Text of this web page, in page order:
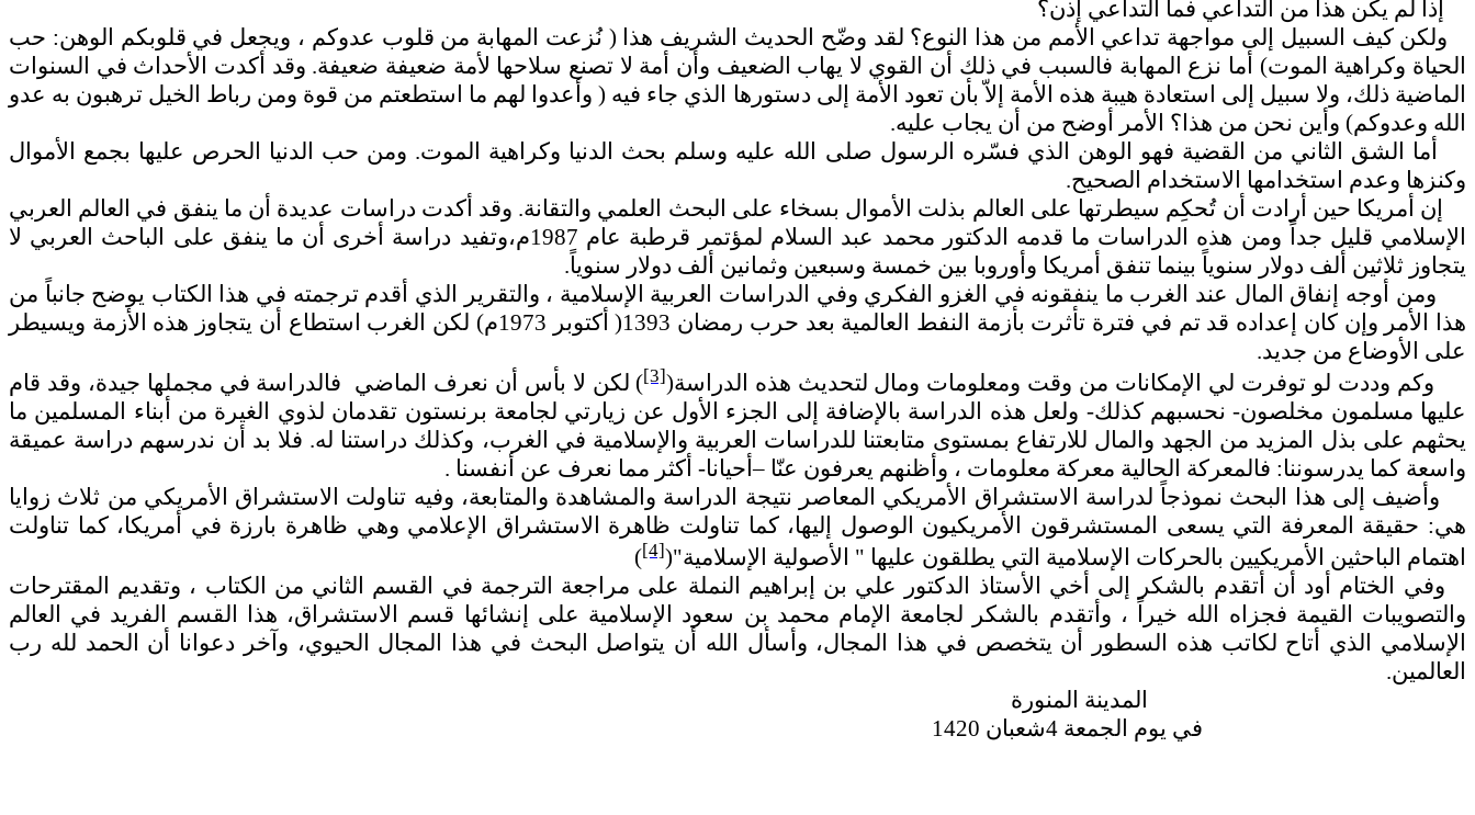
إذا لم يكن هذا من التداعي فما التداعي إذن؟
ولكن كيف السبيل إلى مواجهة تداعي الأمم من هذا النوع؟ لقد وضّح الحديث الشريف هذا ( نُزعت المهابة من قلوب عدوكم ، ويجعل في قلوبكم الوهن: حب
الحياة وكراهية الموت) أما نزع المهابة فالسبب في ذلك أن القوي لا يهاب الضعيف وأن أمة لا تصنع سلاحها لأمة ضعيفة ضعيفة. وقد أكدت الأحداث في السنوات
الماضية ذلك، ولا سبيل إلى استعادة هيبة هذه الأمة إلاّ بأن تعود الأمة إلى دستورها الذي جاء فيه ( وأعدوا لهم ما استطعتم من قوة ومن رباط الخيل ترهبون به عدو
الله وعدوكم) وأين نحن من هذا؟ الأمر أوضح من أن يجاب عليه.
أما الشق الثاني من القضية فهو الوهن الذي فسّره الرسول صلى الله عليه وسلم بحث الدنيا وكراهية الموت. ومن حب الدنيا الحرص عليها بجمع الأموال
وكنزها وعدم استخدامها الاستخدام الصحيح.
إن أمريكا حين أرادت أن تُحكِم سيطرتها على العالم بذلت الأموال بسخاء على البحث العلمي والتقانة. وقد أكدت دراسات عديدة أن ما ينفق في العالم العربي
الإسلامي قليل جداً ومن هذه الدراسات ما قدمه الدكتور محمد عبد السلام لمؤتمر قرطبة عام 1987م،وتفيد دراسة أخرى أن ما ينفق على الباحث العربي لا
يتجاوز ثلاثين ألف دولار سنوياً بينما تنفق أمريكا وأوروبا بين خمسة وسبعين وثمانين ألف دولار سنوياً.
ومن أوجه إنفاق المال عند الغرب ما ينفقونه في الغزو الفكري وفي الدراسات العربية الإسلامية ، والتقرير الذي أقدم ترجمته في هذا الكتاب يوضح جانباً من
هذا الأمر وإن كان إعداده قد تم في فترة تأثرت بأزمة النفط العالمية بعد حرب رمضان 1393( أكتوبر 1973م) لكن الغرب استطاع أن يتجاوز هذه الأزمة ويسيطر
على الأوضاع من جديد.
وكم وددت لو توفرت لي الإمكانات من وقت ومعلومات ومال لتحديث هذه الدراسة([3]) لكن لا بأس أن نعرف الماضي فالدراسة في مجملها جيدة، وقد قام
عليها مسلمون مخلصون- نحسبهم كذلك- ولعل هذه الدراسة بالإضافة إلى الجزء الأول عن زيارتي لجامعة برنستون تقدمان لذوي الغيرة من أبناء المسلمين ما
يحثهم على بذل المزيد من الجهد والمال للارتفاع بمستوى متابعتنا للدراسات العربية والإسلامية في الغرب، وكذلك دراستنا له. فلا بد أن ندرسهم دراسة عميقة
واسعة كما يدرسوننا: فالمعركة الحالية معركة معلومات ، وأظنهم يعرفون عنّا –أحيانا- أكثر مما نعرف عن أنفسنا .
وأضيف إلى هذا البحث نموذجاً لدراسة الاستشراق الأمريكي المعاصر نتيجة الدراسة والمشاهدة والمتابعة، وفيه تناولت الاستشراق الأمريكي من ثلاث زوايا
هي: حقيقة المعرفة التي يسعى المستشرقون الأمريكيون الوصول إليها، كما تناولت ظاهرة الاستشراق الإعلامي وهي ظاهرة بارزة في أمريكا، كما تناولت
اهتمام الباحثين الأمريكيين بالحركات الإسلامية التي يطلقون عليها " الأصولية الإسلامية"([4]
)
وفي الختام أود أن أتقدم بالشكر إلى أخي الأستاذ الدكتور علي بن إبراهيم النملة على مراجعة الترجمة في القسم الثاني من الكتاب ، وتقديم المقترحات
والتصويبات القيمة فجزاه الله خيراً ، وأتقدم بالشكر لجامعة الإمام محمد بن سعود الإسلامية على إنشائها قسم الاستشراق، هذا القسم الفريد في العالم
الإسلامي الذي أتاح لكاتب هذه السطور أن يتخصص في هذا المجال، وأسأل الله أن يتواصل البحث في هذا المجال الحيوي، وآخر دعوانا أن الحمد لله رب
العالمين.
المدينة المنورة
في يوم الجمعة 4شعبان 1420